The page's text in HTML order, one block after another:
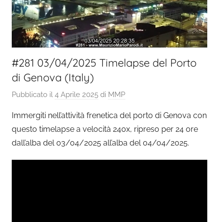
#281 03/04/2025 Timelapse del Porto
di Genova (Italy)
Pubblicato il 4 Aprile 2025 di MMP
Immergiti nell’attività frenetica del porto di Genova con
questo timelapse a velocità 240x, ripreso per 24 ore
dall’alba del 03/04/2025 all’alba del 04/04/2025.